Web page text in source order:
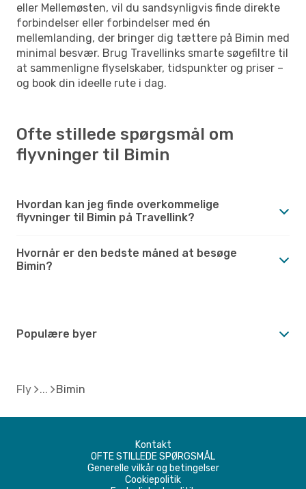
eller Mellemøsten, vil du sandsynligvis finde direkte
forbindelser eller forbindelser med én
mellemlanding, der bringer dig tættere på Bimin med
minimal besvær. Brug Travellinks smarte søgefiltre til
at sammenligne flyselskaber, tidspunkter og priser –
og book din ideelle rute i dag.
Ofte stillede spørgsmål om
flyvninger til Bimin
Hvordan kan jeg finde overkommelige
flyvninger til Bimin på Travellink?
Hvornår er den bedste måned at besøge
Bimin?
Populære byer
Fly Bimin
Kontakt
OFTE STILLEDE SPØRGSMÅL
Generelle vilkår og betingelser
Cookiepolitik